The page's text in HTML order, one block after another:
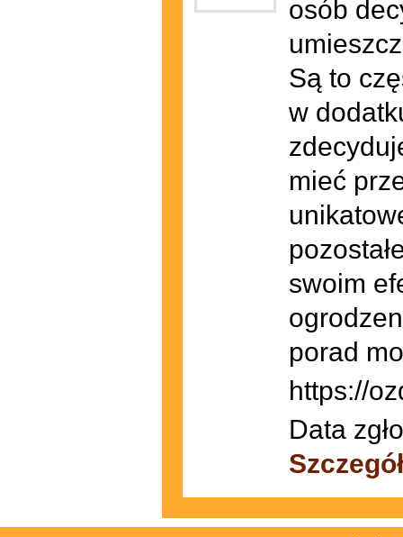
osób
Są to
w
mieć
swoim
porad
https://
Data